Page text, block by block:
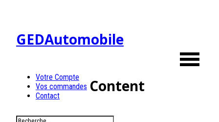
GEDAutomobile
Votre Compte
Vos commandes
Contact
Content